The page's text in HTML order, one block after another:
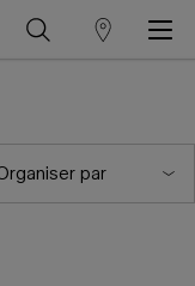
trouver